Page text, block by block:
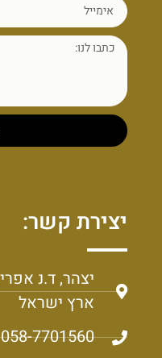
יצירת קשר:
ארץ ישראל
058-7701560